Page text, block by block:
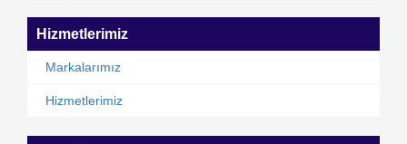
Hizmetlerimiz
Markalarımız
Hizmetlerimiz